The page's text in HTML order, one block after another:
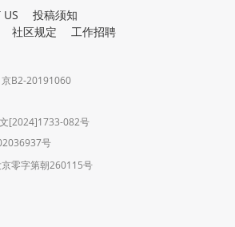
投稿须知
社区规定 工作招聘
B2-20191060
[2024]1733-082号
号
零字第朝260115号